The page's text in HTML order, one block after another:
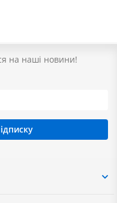
на наші новини!